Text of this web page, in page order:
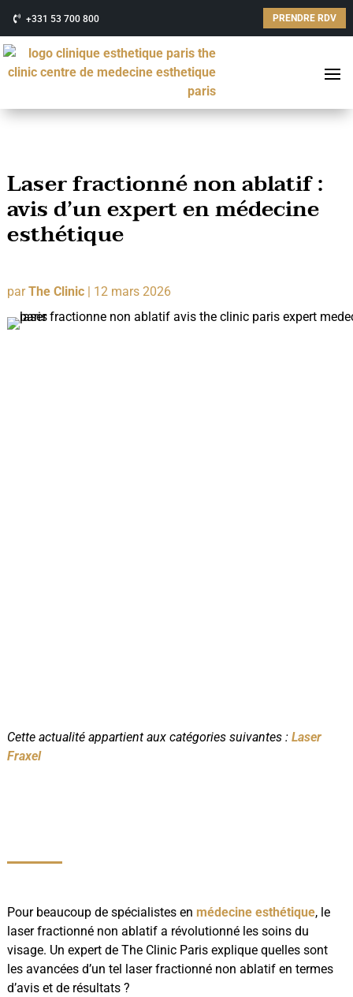
+331 53 700 800 PRENDRE RDV
Laser fractionné non ablatif :
avis d’un expert en médecine
esthétique
parThe Clinic| 12 mars 2026
Cette actualité appartient aux catégories suivantes : Laser
Fraxel
Pour beaucoup de spécialistes en médecine esthétique, le
laser fractionné non ablatif a révolutionné les soins du
visage. Un expert de The Clinic Paris explique quelles sont
les avancées d’un tel laser fractionné non ablatif en termes
d’avis et de résultats ?